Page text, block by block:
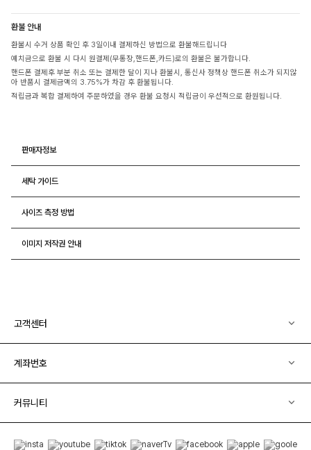
환불 안내
환불시 수거 상품 확인 후 3일이내 결제하신 방법으로 환불해드립니다
예치금으로 환불 시 다시 원결제(무통장,핸드폰,카드)로의 환불은 불가합니다.
핸드폰 결제후 부분 취소 또는 결제한 달이 지나 환불시, 통신사 정책상 핸드폰 취소가 되지않
아 반품시 결제금액의 3.75%가 차감 후 환불됩니다.
적립금과 복합 결제하여 주문하였을 경우 환불 요청시 적립금이 우선적으로 환원됩니다.
판매자정보
세탁 가이드
사이즈 측정 방법
이미지 저작권 안내
고객센터
계좌번호
커뮤니티